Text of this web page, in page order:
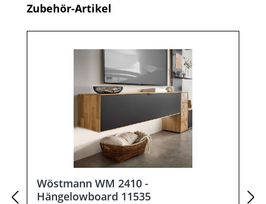
Produktgalerie überspringen
Zubehör-Artikel
Wöstmann WM 2410 -
Hängelowboard 11535